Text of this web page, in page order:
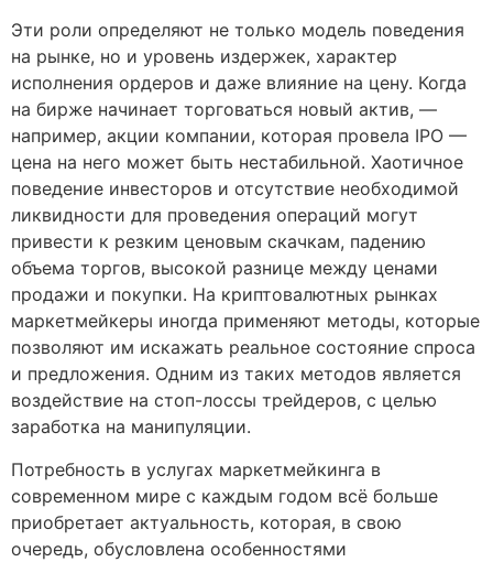
Эти роли определяют не только модель поведения
на рынке, но и уровень издержек, характер
исполнения ордеров и даже влияние на цену. Когда
на бирже начинает торговаться новый актив, —
например, акции компании, которая провела IPO —
цена на него может быть нестабильной. Хаотичное
поведение инвесторов и отсутствие необходимой
ликвидности для проведения операций могут
привести к резким ценовым скачкам, падению
объема торгов, высокой разнице между ценами
продажи и покупки. На криптовалютных рынках
маркетмейкеры иногда применяют методы, которые
позволяют им искажать реальное состояние спроса
и предложения. Одним из таких методов является
воздействие на стоп-лоссы трейдеров, с целью
заработка на манипуляции.
Потребность в услугах маркетмейкинга в
современном мире с каждым годом всё больше
приобретает актуальность, которая, в свою
очередь, обусловлена особенностями